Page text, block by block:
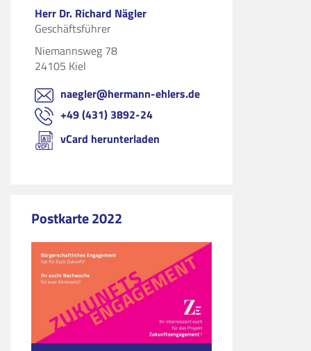
Herr Dr. Richard Nägler
Geschäftsführer
Niemannsweg 78
24105 Kiel
naegler@hermann-ehlers.de
+49 (431) 3892-24
vCard herunterladen
Postkarte 2022